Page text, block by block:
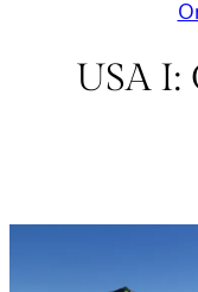
USA